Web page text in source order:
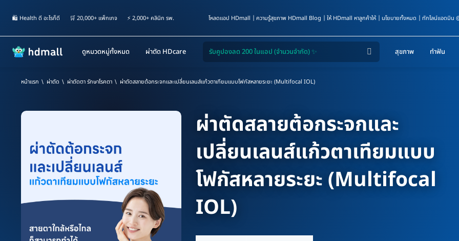
🛍️ Health ดี อะไรก็ดี 🛒 20,000+ แพ็กเกจ ⚡ 2,000+ คลินิก รพ. โหลดแอป HDmall ความรู้สุขภาพ HDmall Blog ให้ HDmall หาลูกค้าให้ นโยบายทั้งหมด ทักไลน์แอดมิน
ดูหมวดหมู่ทั้งหมด ผ่าตัด HDcare สุขภาพ ทำฟัน
หน้าแรก ∖ ผ่าตัด ∖ ผ่าตัดตา รักษาโรคตา ∖ ผ่าตัดสลายต้อกระจกและเปลี่ยนเลนส์แก้วตาเทียมแบบโฟกัสหลายระยะ (Multifocal IOL)
ผ่าตัดสลายต้อกระจกและ
เปลี่ยนเลนส์แก้วตาเทียมแบบ
โฟกัสหลายระยะ (Multifocal
IOL)